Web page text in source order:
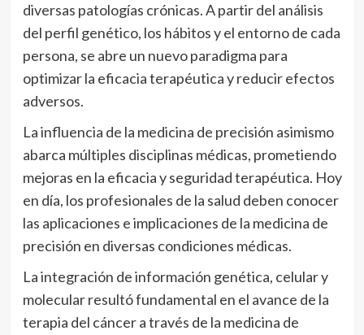
diversas patologías crónicas. A partir del análisis
del perfil genético, los hábitos y el entorno de cada
persona, se abre un nuevo paradigma para
optimizar la eficacia terapéutica y reducir efectos
adversos.
La influencia de la medicina de precisión asimismo
abarca múltiples disciplinas médicas, prometiendo
mejoras en la eficacia y seguridad terapéutica. Hoy
en día, los profesionales de la salud deben conocer
las aplicaciones e implicaciones de la medicina de
precisión en diversas condiciones médicas.
La integración de información genética, celular y
molecular resultó fundamental en el avance de la
terapia del cáncer a través de la medicina de